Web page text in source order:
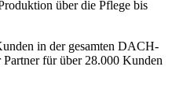
über die Pflege bis
in der gesamten DACH-
für über 28.000 Kunden